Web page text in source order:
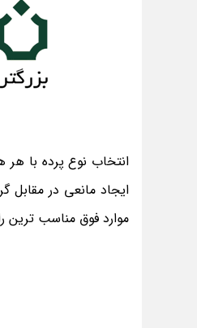
انتخاب نوع پرده با
ایجاد مانعی در مقابل
موارد فوق مناسب ترین